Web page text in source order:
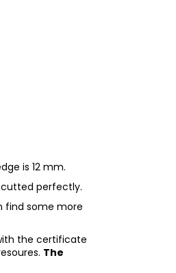
is 12 mm.
perfectly.
find some more
the certificate
The